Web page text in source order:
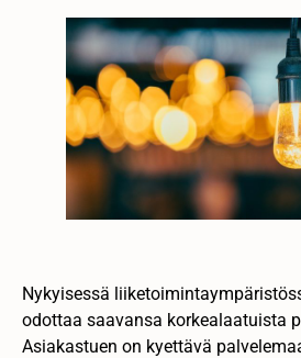
Nykyisessä
odottaa saavansa korkealaatuista
Asiakastuen on kyettävä